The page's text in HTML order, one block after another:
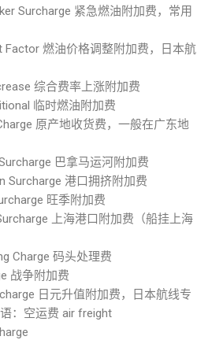
Surcharge 紧急燃油附加费，常用
Factor 燃油价格调整附加费，日本航
综合费率上涨附加费
临时燃油附加费
原产地收货费，一般在广东地
巴拿马运河附加费
Surcharge 港口拥挤附加费
旺季附加费
上海港口附加费（船挂上海
Charge 码头处理费
战争附加费
日元升值附加费，日本航线专
：空运费 air freight